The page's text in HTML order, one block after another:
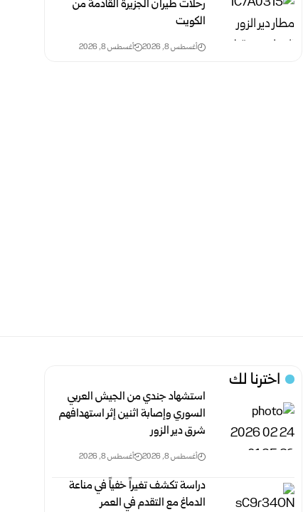
رحلات طيران الجزيرة ‏القادمة من
الكويت
أغسطس 8, 2026 أغسطس 8, 2026
اخترنا لك
استشهاد جندي من الجيش العربي
السوري وإصابة اثنين إثر ‏استهدافهم
شرق دير الزور ‏
أغسطس 8, 2026 أغسطس 8, 2026
دراسة تكشف تغيراً خفياً في مناعة
الدماغ مع التقدم في العمر